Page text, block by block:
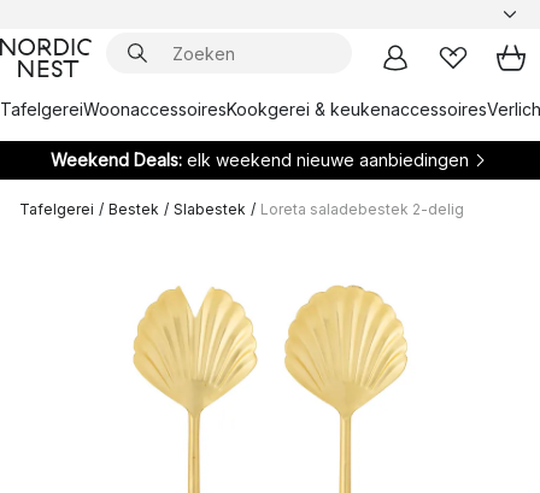
TafelgereiWoonaccessoiresKookgerei & keukenaccessoires
Weekend Deals: elk weekend nieuwe aanbiedingen
Tafelgerei / Bestek / Slabestek / Loreta saladebestek 2-delig